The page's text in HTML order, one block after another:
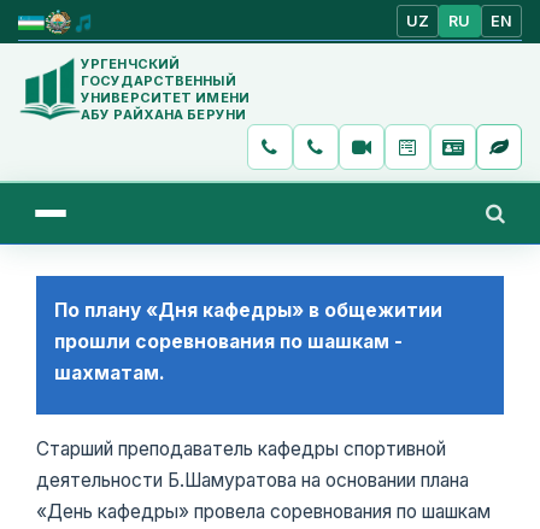
UZ RU EN
УРГЕНЧСКИЙ
ГОСУДАРСТВЕННЫЙ
УНИВЕРСИТЕТ ИМЕНИ
АБУ РАЙХАНА БЕРУНИ
По плану «Дня кафедры» в общежитии
прошли соревнования по шашкам -
шахматам.
Старший преподаватель кафедры спортивной
деятельности Б.Шамуратова на основании плана
«День кафедры» провела соревнования по шашкам